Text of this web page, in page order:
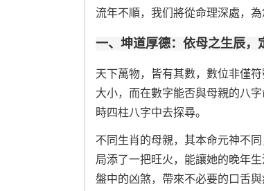
流年不順，我们將從命理深處，
一、坤道厚德：依母之生辰，
天下萬物，皆有其數，數位非僅
大小，而在數字能否與母親的八
時四柱八字中去探尋。
不同生肖的母親，其本命元神不
局添了一把旺火，能讓她的晚年
盤中的凶煞，帶來不必要的口舌與